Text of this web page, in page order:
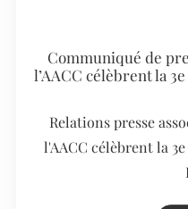
Communiqué de
l’AACC célèbrent la
Relations presse
l'AACC célèbrent la